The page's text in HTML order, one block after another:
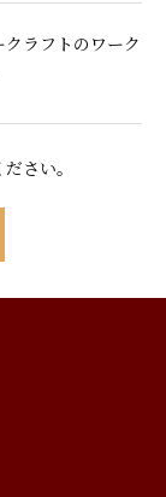
ラフトのワーク
さい。